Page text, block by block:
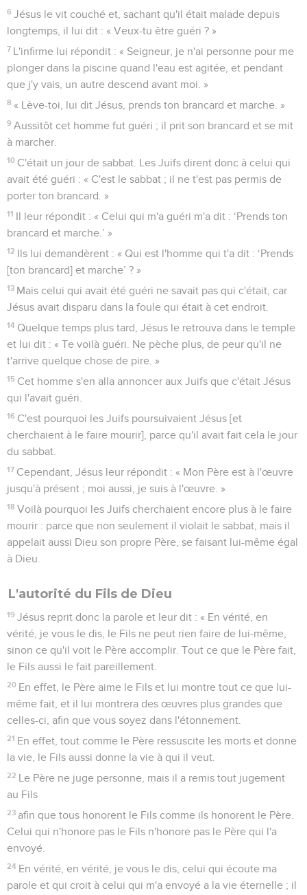
6 Jésus le vit couché et, sachant qu'il était malade depuis
longtemps, il lui dit : « Veux-tu être guéri ? »
7 L'infirme lui répondit : « Seigneur, je n'ai personne pour me
plonger dans la piscine quand l'eau est agitée, et pendant
que j'y vais, un autre descend avant moi. »
8 « Lève-toi, lui dit Jésus, prends ton brancard et marche. »
9 Aussitôt cet homme fut guéri ; il prit son brancard et se mit
à marcher.
10 C'était un jour de sabbat. Les Juifs dirent donc à celui qui
avait été guéri : « C'est le sabbat ; il ne t'est pas permis de
porter ton brancard. »
11 Il leur répondit : « Celui qui m'a guéri m'a dit : ‘Prends ton
brancard et marche.’ »
12 Ils lui demandèrent : « Qui est l'homme qui t'a dit : ‘Prends
[ton brancard] et marche’ ? »
13 Mais celui qui avait été guéri ne savait pas qui c'était, car
Jésus avait disparu dans la foule qui était à cet endroit.
14 Quelque temps plus tard, Jésus le retrouva dans le temple
et lui dit : « Te voilà guéri. Ne pèche plus, de peur qu'il ne
t'arrive quelque chose de pire. »
15 Cet homme s'en alla annoncer aux Juifs que c'était Jésus
qui l'avait guéri.
16 C'est pourquoi les Juifs poursuivaient Jésus [et
cherchaient à le faire mourir], parce qu'il avait fait cela le jour
du sabbat.
17 Cependant, Jésus leur répondit : « Mon Père est à l'œuvre
jusqu'à présent ; moi aussi, je suis à l'œuvre. »
18 Voilà pourquoi les Juifs cherchaient encore plus à le faire
mourir : parce que non seulement il violait le sabbat, mais il
appelait aussi Dieu son propre Père, se faisant lui-même égal
à Dieu.
L'autorité du Fils de Dieu
19 Jésus reprit donc la parole et leur dit : « En vérité, en
vérité, je vous le dis, le Fils ne peut rien faire de lui-même,
sinon ce qu'il voit le Père accomplir. Tout ce que le Père fait,
le Fils aussi le fait pareillement.
20 En effet, le Père aime le Fils et lui montre tout ce que lui-
même fait, et il lui montrera des œuvres plus grandes que
celles-ci, afin que vous soyez dans l'étonnement.
21 En effet, tout comme le Père ressuscite les morts et donne
la vie, le Fils aussi donne la vie à qui il veut.
22 Le Père ne juge personne, mais il a remis tout jugement
au Fils
23 afin que tous honorent le Fils comme ils honorent le Père.
Celui qui n'honore pas le Fils n'honore pas le Père qui l'a
envoyé.
24 En vérité, en vérité, je vous le dis, celui qui écoute ma
parole et qui croit à celui qui m'a envoyé a la vie éternelle ; il